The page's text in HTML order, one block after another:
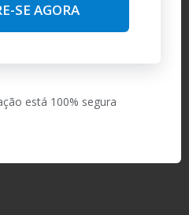
SE AGORA
está 100% segura